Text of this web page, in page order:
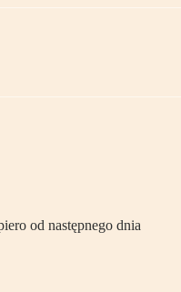
od następnego dnia